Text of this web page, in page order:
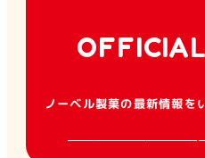
ノーベル製菓の最新情報を